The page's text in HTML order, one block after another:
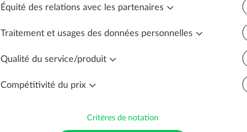
Équité des relations avec les partenaires
Traitement et usages des données personnelles
Qualité du service/produit
Compétitivité du prix
Critères de notation